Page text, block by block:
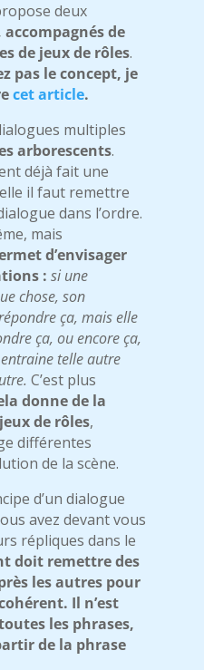
deux
de
de jeux de rôles.
pas le concept, je
cet article.
multiples
arborescents.
déjà fait une
il faut remettre
dans l’ordre.
mais
d’envisager
: si une
chose, son
ça, mais elle
ça, ou encore ça,
telle autre
C’est plus
donne de la
de rôles,
différentes
de la scène.
d’un dialogue
avez devant vous
répliques dans le
doit remettre des
les autres pour
Il n’est
les phrases,
de la phrase